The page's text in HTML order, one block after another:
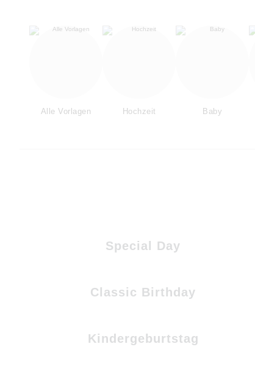
Alle Vorlagen Hochzeit Baby
Special Day
Classic Birthday
Kindergeburtstag